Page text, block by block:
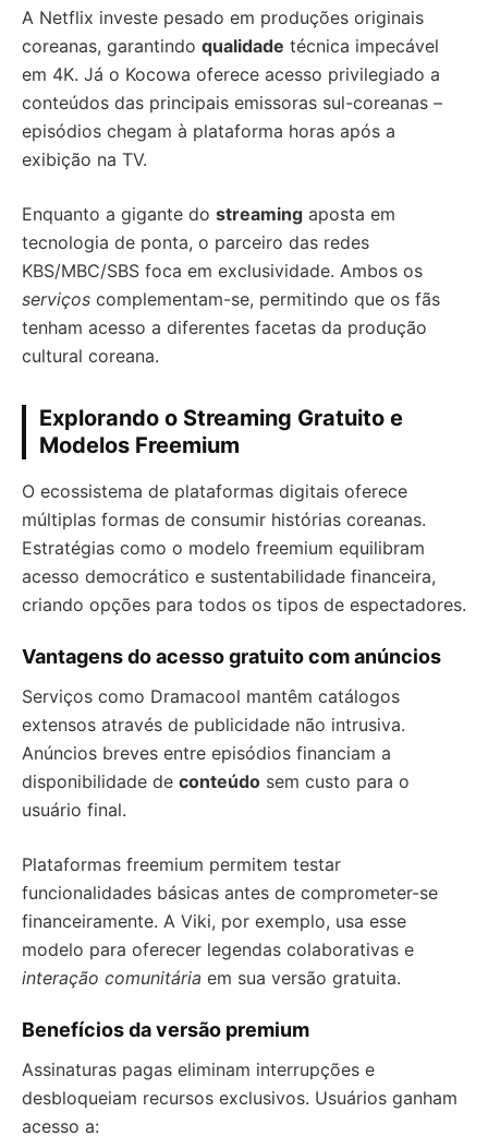
A Netflix investe pesado em produções originais
coreanas, garantindo qualidade técnica impecável
em 4K. Já o Kocowa oferece acesso privilegiado a
conteúdos das principais emissoras sul-coreanas –
episódios chegam à plataforma horas após a
exibição na TV.
Enquanto a gigante do streaming aposta em
tecnologia de ponta, o parceiro das redes
KBS/MBC/SBS foca em exclusividade. Ambos os
serviços complementam-se, permitindo que os fãs
tenham acesso a diferentes facetas da produção
cultural coreana.
Explorando o Streaming Gratuito e
Modelos Freemium
O ecossistema de plataformas digitais oferece
múltiplas formas de consumir histórias coreanas.
Estratégias como o modelo freemium equilibram
acesso democrático e sustentabilidade financeira,
criando opções para todos os tipos de espectadores.
Vantagens do acesso gratuito com anúncios
Serviços como Dramacool mantêm catálogos
extensos através de publicidade não intrusiva.
Anúncios breves entre episódios financiam a
disponibilidade de conteúdo sem custo para o
usuário final.
Plataformas freemium permitem testar
funcionalidades básicas antes de comprometer-se
financeiramente. A Viki, por exemplo, usa esse
modelo para oferecer legendas colaborativas e
interação comunitária em sua versão gratuita.
Benefícios da versão premium
Assinaturas pagas eliminam interrupções e
desbloqueiam recursos exclusivos. Usuários ganham
acesso a: